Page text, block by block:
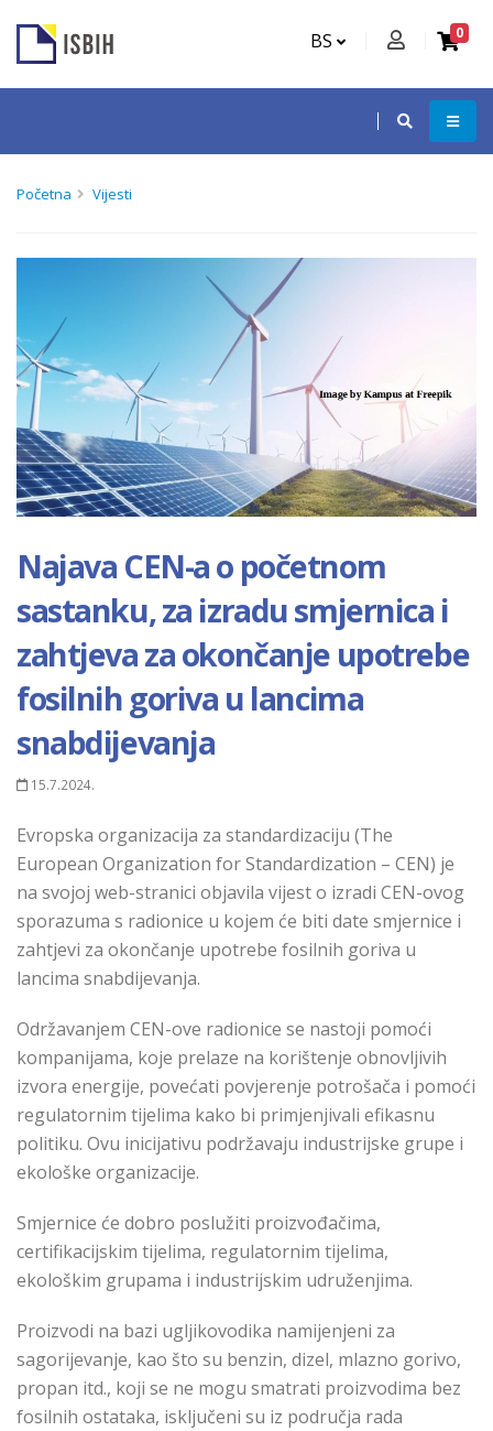
BS 0
Početna Vijesti
Najava CEN-a o početnom
sastanku, za izradu smjernica i
zahtjeva za okončanje upotrebe
fosilnih goriva u lancima
snabdijevanja
15.7.2024.
Evropska organizacija za standardizaciju (The
European Organization for Standardization – CEN) je
na svojoj web-stranici objavila vijest o izradi CEN-ovog
sporazuma s radionice u kojem će biti date smjernice i
zahtjevi za okončanje upotrebe fosilnih goriva u
lancima snabdijevanja.
Održavanjem CEN-ove radionice se nastoji pomoći
kompanijama, koje prelaze na korištenje obnovljivih
izvora energije, povećati povjerenje potrošača i pomoći
regulatornim tijelima kako bi primjenjivali efikasnu
politiku. Ovu inicijativu podržavaju industrijske grupe i
ekološke organizacije.
Smjernice će dobro poslužiti proizvođačima,
certifikacijskim tijelima, regulatornim tijelima,
ekološkim grupama i industrijskim udruženjima.
Proizvodi na bazi ugljikovodika namijenjeni za
sagorijevanje, kao što su benzin, dizel, mlazno gorivo,
propan itd., koji se ne mogu smatrati proizvodima bez
fosilnih ostataka, isključeni su iz područja rada